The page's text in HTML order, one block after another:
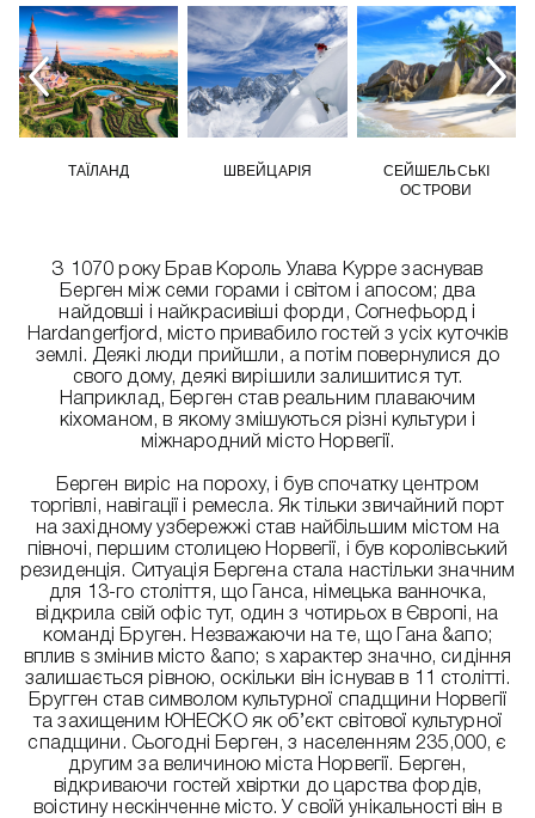
ТАЇЛАНД ШВЕЙЦАРІЯ
СЕЙШЕЛЬСЬКІ
ОСТРОВИ
З 1070 року Брав Король Улава Курре заснував
Берген між семи горами і світом і апосом; два
найдовші і найкрасивіші форди, Согнефьорд і
Hardangerfjord, місто привабило гостей з усіх куточків
землі. Деякі люди прийшли, а потім повернулися до
свого дому, деякі вирішили залишитися тут.
Наприклад, Берген став реальним плаваючим
кіхоманом, в якому змішуються різні культури і
міжнародний місто Норвегії.
Берген виріс на пороху, і був спочатку центром
торгівлі, навігації і ремесла. Як тільки звичайний порт
на західному узбережжі став найбільшим містом на
півночі, першим столицею Норвегії, і був королівський
резиденція. Ситуація Бергена стала настільки значним
для 13-го століття, що Ганса, німецька ванночка,
відкрила свій офіс тут, один з чотирьох в Європі, на
команді Бруген. Незважаючи на те, що Гана &апо;
вплив s змінив місто &апо; s характер значно, сидіння
залишається рівною, оскільки він існував в 11 столітті.
Бругген став символом культурної спадщини Норвегії
та захищеним ЮНЕСКО як об’єкт світової культурної
спадщини. Сьогодні Берген, з населенням 235,000, є
другим за величиною міста Норвегії. Берген,
відкриваючи гостей хвіртки до царства фордів,
воістину нескінченне місто. У своїй унікальності він в